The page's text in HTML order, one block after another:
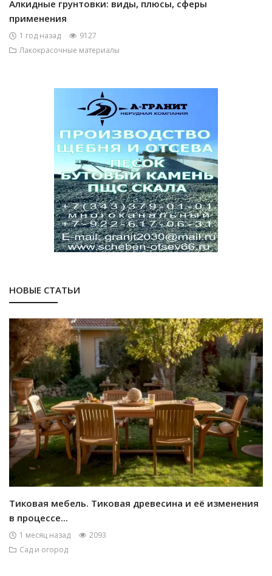
Алкидные грунтовки: виды, плюсы, сферы
применения
1 год назад
9127
Лакокрасочные материалы
НОВЫЕ СТАТЬИ
Тиковая мебель. Тиковая древесина и её изменения
в процессе...
1 месяц назад
2093
Сад и огород